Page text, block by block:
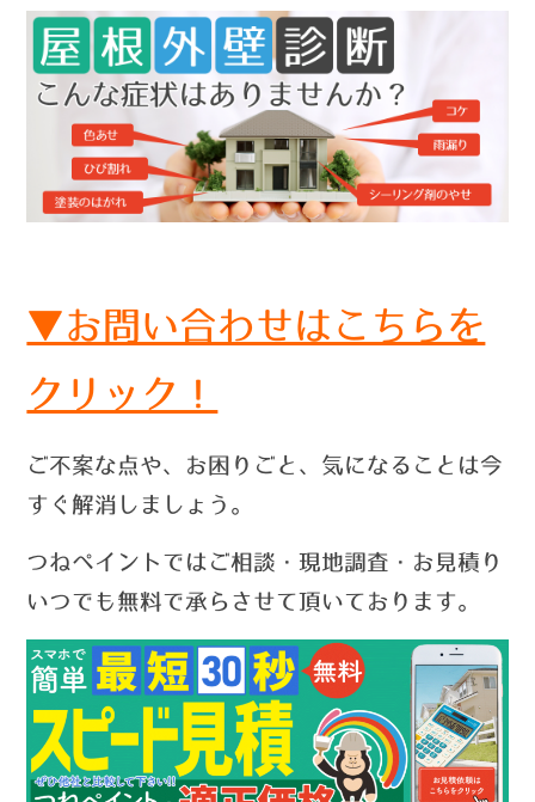
▼お問い合わせはこちらを
クリック！
ご不案な点や、お困りごと、気になることは今
すぐ解消しましょう。
つねペイントではご相談・現地調査・お見積り
いつでも無料で承らさせて頂いております。